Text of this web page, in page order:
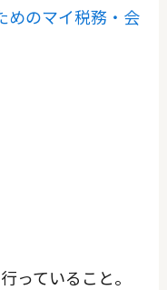
めのマイ税務・会
っていること。